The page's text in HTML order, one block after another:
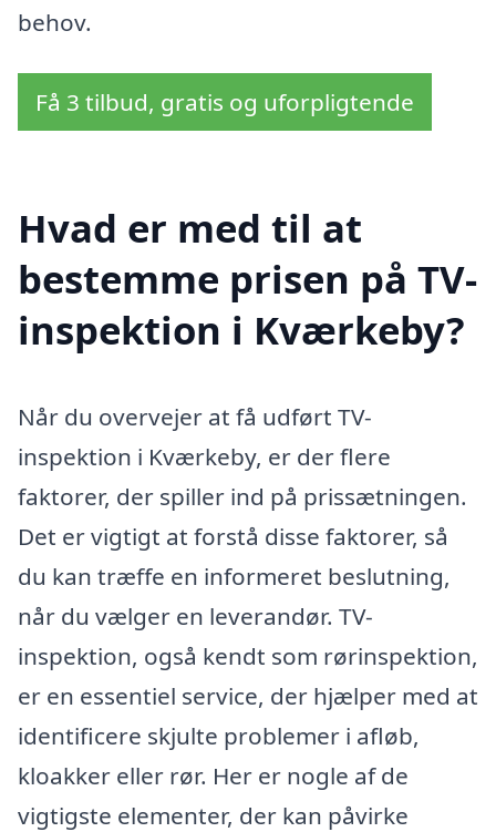
behov.
Få 3 tilbud, gratis og uforpligtende
Hvad er med til at
bestemme prisen på TV-
inspektion i Kværkeby?
Når du overvejer at få udført TV-
inspektion i Kværkeby, er der flere
faktorer, der spiller ind på prissætningen.
Det er vigtigt at forstå disse faktorer, så
du kan træffe en informeret beslutning,
når du vælger en leverandør. TV-
inspektion, også kendt som rørinspektion,
er en essentiel service, der hjælper med at
identificere skjulte problemer i afløb,
kloakker eller rør. Her er nogle af de
vigtigste elementer, der kan påvirke